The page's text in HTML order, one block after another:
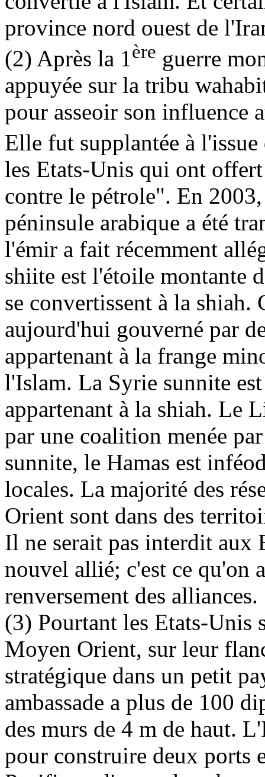
province nord ouest de
(2) Après la 1ère guerre
appuyée sur la tribu
pour asseoir son influence
Elle fut supplantée à l'issue
les Etats-Unis qui ont
contre le pétrole". En
péninsule arabique a été
l'émir a fait récemment
shiite est l'étoile montante
se convertissent à la
aujourd'hui gouverné par
appartenant à la frange
l'Islam. La Syrie sunnite
appartenant à la shiah. Le
par une coalition menée
sunnite, le Hamas est
locales. La majorité des
Orient sont dans des
Il ne serait pas interdit aux
nouvel allié; c'est ce qu'on
renversement des alliances.
(3) Pourtant les Etats-Unis
Moyen Orient, sur leur
stratégique dans un petit
ambassade a plus de 100
des murs de 4 m de haut.
pour construire deux ports